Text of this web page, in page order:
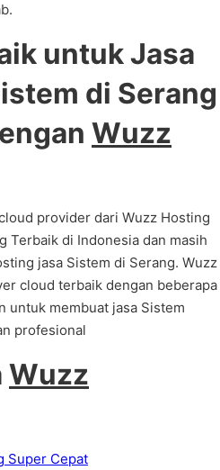
untuk Jasa
di Serang
Wuzz
provider dari Wuzz Hosting
Terbaik di Indonesia dan masih
jasa Sistem di Serang. Wuzz
cloud terbaik dengan beberapa
untuk membuat jasa Sistem
profesional
Wuzz